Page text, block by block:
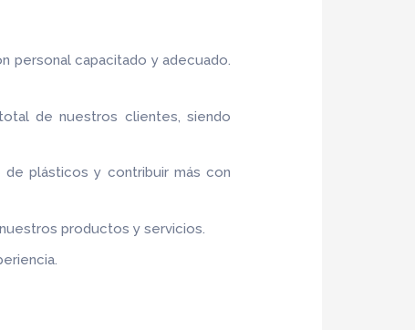
personal capacitado y adecuado.
de nuestros clientes, siendo
plásticos y contribuir más con
productos y servicios.